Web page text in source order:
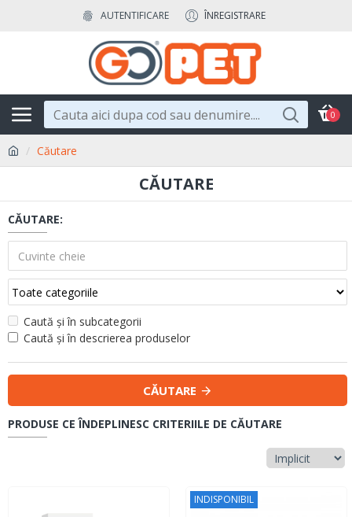
AUTENTIFICARE ÎNREGISTRARE
0
Căutare
CĂUTARE
CĂUTARE:
Caută și în subcategorii
Caută și în descrierea produselor
CĂUTARE
PRODUSE CE ÎNDEPLINESC CRITERIILE DE CĂUTARE
INDISPONIBIL